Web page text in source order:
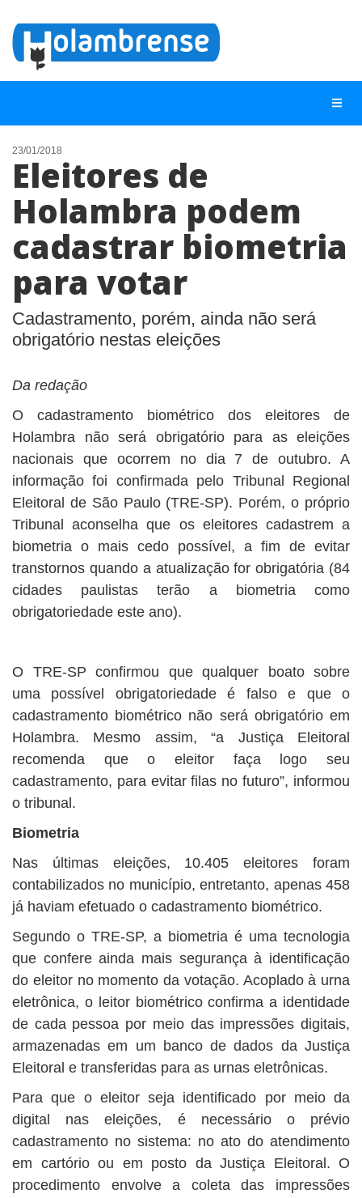
NOTÍCIAS
LISTA DIGITAL
TELEFONES ÚTEIS
ANUNCIE
23/01/2018
Eleitores de
Holambra podem
cadastrar biometria
para votar
Cadastramento, porém, ainda não será
obrigatório nestas eleições
Da redação
O cadastramento biométrico dos eleitores de
Holambra não será obrigatório para as eleições
nacionais que ocorrem no dia 7 de outubro. A
informação foi confirmada pelo Tribunal Regional
Eleitoral de São Paulo (TRE-SP). Porém, o próprio
Tribunal aconselha que os eleitores cadastrem a
biometria o mais cedo possível, a fim de evitar
transtornos quando a atualização for obrigatória (84
cidades paulistas terão a biometria como
obrigatoriedade este ano).
O TRE-SP confirmou que qualquer boato sobre
uma possível obrigatoriedade é falso e que o
cadastramento biométrico não será obrigatório em
Holambra. Mesmo assim, “a Justiça Eleitoral
recomenda que o eleitor faça logo seu
cadastramento, para evitar filas no futuro”, informou
o tribunal.
Biometria
Nas últimas eleições, 10.405 eleitores foram
contabilizados no município, entretanto, apenas 458
já haviam efetuado o cadastramento biométrico.
Segundo o TRE-SP, a biometria é uma tecnologia
que confere ainda mais segurança à identificação
do eleitor no momento da votação. Acoplado à urna
eletrônica, o leitor biométrico confirma a identidade
de cada pessoa por meio das impressões digitais,
armazenadas em um banco de dados da Justiça
Eleitoral e transferidas para as urnas eletrônicas.
Para que o eleitor seja identificado por meio da
digital nas eleições, é necessário o prévio
cadastramento no sistema: no ato do atendimento
em cartório ou em posto da Justiça Eleitoral. O
procedimento envolve a coleta das impressões